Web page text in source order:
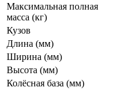
Максимальная полная
масса (кг)
Кузов
Длина (мм)
Ширина (мм)
Высота (мм)
Колёсная база (мм)